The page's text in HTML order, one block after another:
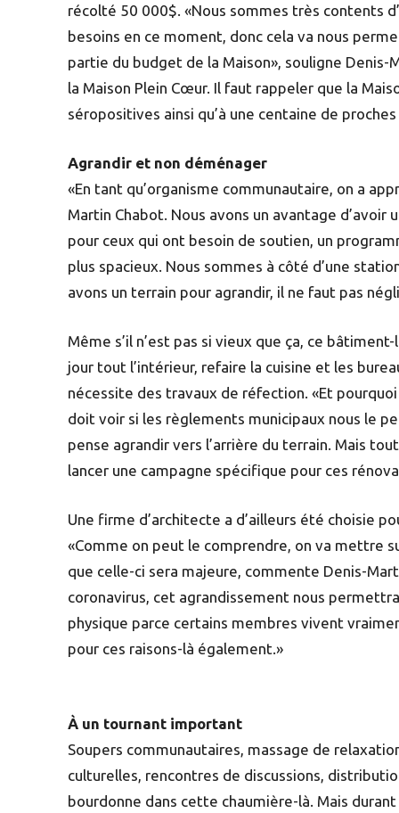
récolté 50 000$. «Nous sommes très contents
besoins en ce moment, donc cela va nous
partie du budget de la Maison», souligne
la Maison Plein Cœur. Il faut rappeler que la
séropositives ainsi qu’à une centaine de
Agrandir et non déménager
«En tant qu’organisme communautaire, on a
Martin Chabot. Nous avons un avantage
pour ceux qui ont besoin de soutien, un
plus spacieux. Nous sommes à côté d’une
avons un terrain pour agrandir, il ne faut pas
Même s’il n’est pas si vieux que ça, ce
jour tout l’intérieur, refaire la cuisine et les
nécessite des travaux de réfection. «Et
doit voir si les règlements municipaux nous le
pense agrandir vers l’arrière du terrain. Mais
lancer une campagne spécifique pour ces
Une firme d’architecte a d’ailleurs été choisie
«Comme on peut le comprendre, on va mettre
que celle-ci sera majeure, commente Denis-
coronavirus, cet agrandissement nous
physique parce certains membres vivent
pour ces raisons-là également.»
À un tournant important
Soupers communautaires, massage de
culturelles, rencontres de discussions,
bourdonne dans cette chaumière-là. Mais